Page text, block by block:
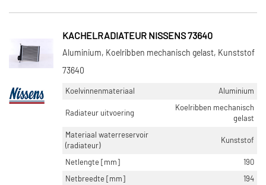
KACHELRADIATEUR NISSENS 73640
Aluminium, Koelribben mechanisch gelast, Kunststof
73640
Koelvinnenmateriaal Aluminium
Radiateur uitvoering
Koelribben mechanisch
gelast
Materiaal waterreservoir
(radiateur)
Kunststof
Netlengte [mm]
190
Netbreedte [mm]
194